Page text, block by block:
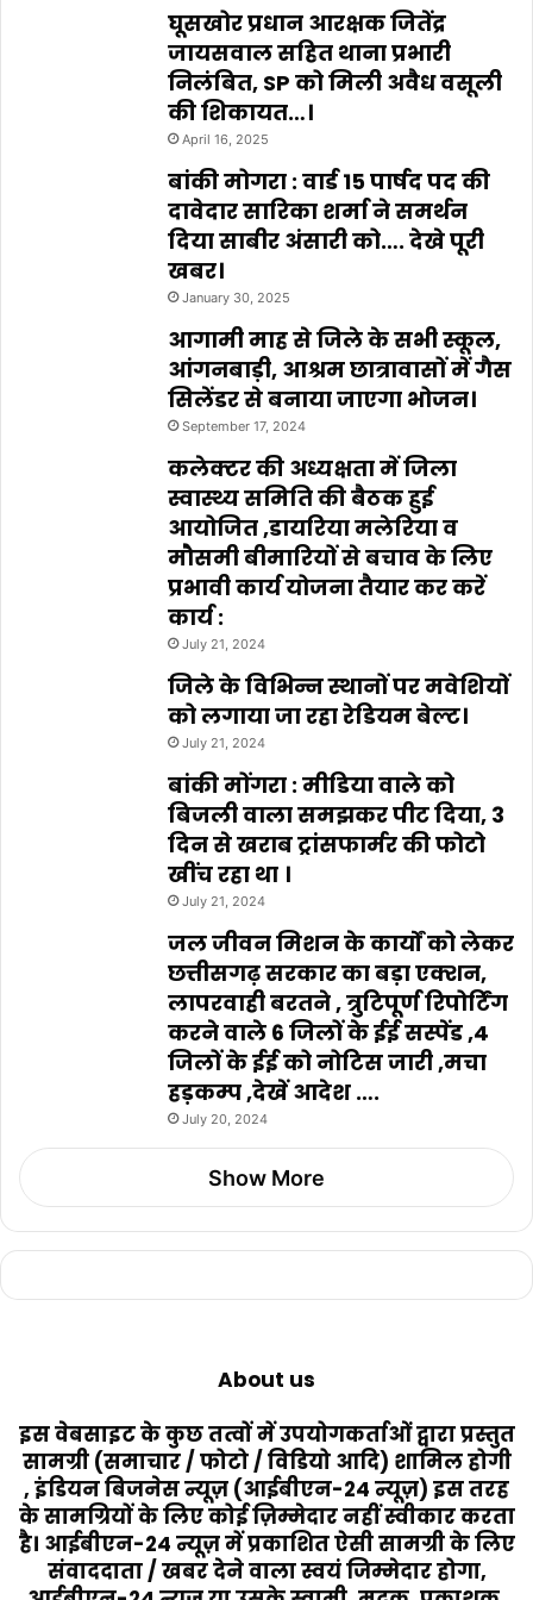
घूसखोर प्रधान आरक्षक जितेंद्र
जायसवाल सहित थाना प्रभारी
निलंबित, SP को मिली अवैध वसूली
की शिकायत…।
April 16, 2025
बांकी मोगरा : वार्ड 15 पार्षद पद की
दावेदार सारिका शर्मा ने समर्थन
दिया साबीर अंसारी को…. देखे पूरी
खबर।
January 30, 2025
आगामी माह से जिले के सभी स्कूल,
आंगनबाड़ी, आश्रम छात्रावासों में गैस
सिलेंडर से बनाया जाएगा भोजन।
September 17, 2024
कलेक्टर की अध्यक्षता में जिला
स्वास्थ्य समिति की बैठक हुई
आयोजित ,डायरिया मलेरिया व
मौसमी बीमारियों से बचाव के लिए
प्रभावी कार्य योजना तैयार कर करें
कार्य :
July 21, 2024
जिले के विभिन्न स्थानों पर मवेशियों
को लगाया जा रहा रेडियम बेल्ट।
July 21, 2024
बांकी मोंगरा : मीडिया वाले को
बिजली वाला समझकर पीट दिया, 3
दिन से खराब ट्रांसफार्मर की फोटो
खींच रहा था ।
July 21, 2024
जल जीवन मिशन के कार्यों को लेकर
छत्तीसगढ़ सरकार का बड़ा एक्शन,
लापरवाही बरतने , त्रुटिपूर्ण रिपोर्टिंग
करने वाले 6 जिलों के ईई सस्पेंड ,4
जिलों के ईई को नोटिस जारी ,मचा
हड़कम्प ,देखें आदेश ….
July 20, 2024
Show More
About us
इस वेबसाइट के कुछ तत्वों में उपयोगकर्ताओं द्वारा प्रस्तुत
सामग्री (समाचार / फोटो / विडियो आदि) शामिल होगी
, इंडियन बिजनेस न्यूज़ (आईबीएन-24 न्यूज़) इस तरह
के सामग्रियों के लिए कोई ज़िम्मेदार नहीं स्वीकार करता
है। आईबीएन-24 न्यूज़ में प्रकाशित ऐसी सामग्री के लिए
संवाददाता / खबर देने वाला स्वयं जिम्मेदार होगा,